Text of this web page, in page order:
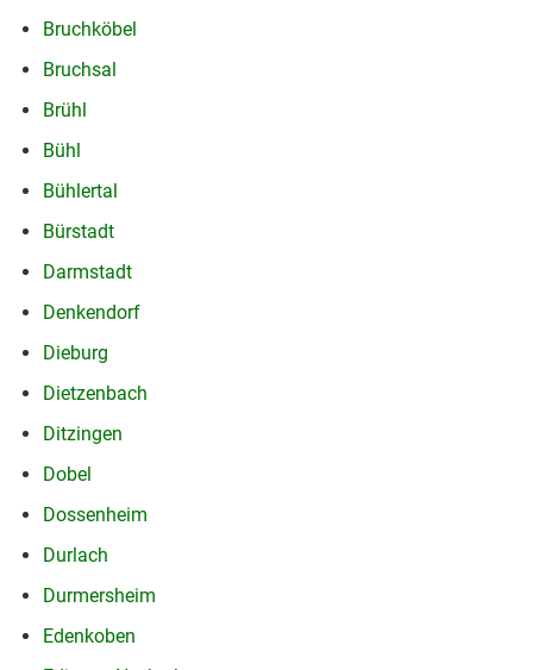
Bruchköbel
Bruchsal
Brühl
Bühl
Bühlertal
Bürstadt
Darmstadt
Denkendorf
Dieburg
Dietzenbach
Ditzingen
Dobel
Dossenheim
Durlach
Durmersheim
Edenkoben